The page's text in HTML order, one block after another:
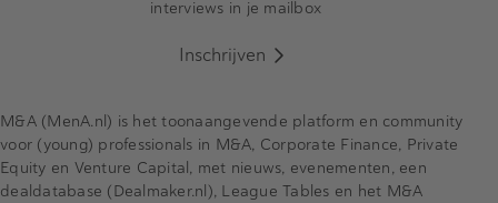
interviews in je mailbox
Inschrijven
M&A (MenA.nl) is het toonaangevende platform en community
voor (young) professionals in M&A, Corporate Finance, Private
Equity en Venture Capital, met nieuws, evenementen, een
dealdatabase (Dealmaker.nl), League Tables en het M&A